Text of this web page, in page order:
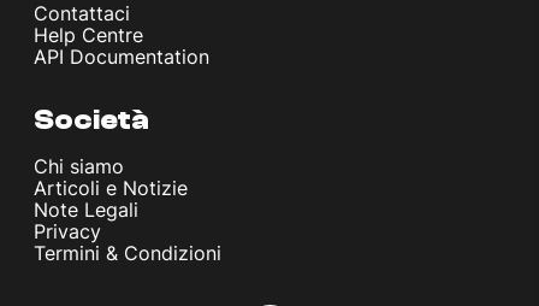
Contattaci
Help Centre
API Documentation
Società
Chi siamo
Articoli e Notizie
Note Legali
Privacy
Termini & Condizioni